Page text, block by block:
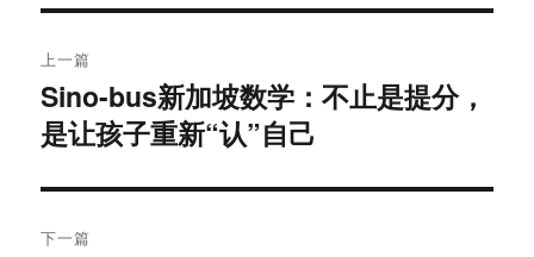
章
导
航
上一篇
上
篇
章：
Sino-bus新加坡数学：不止是提分，
是让孩子重新“认”自己
下一篇